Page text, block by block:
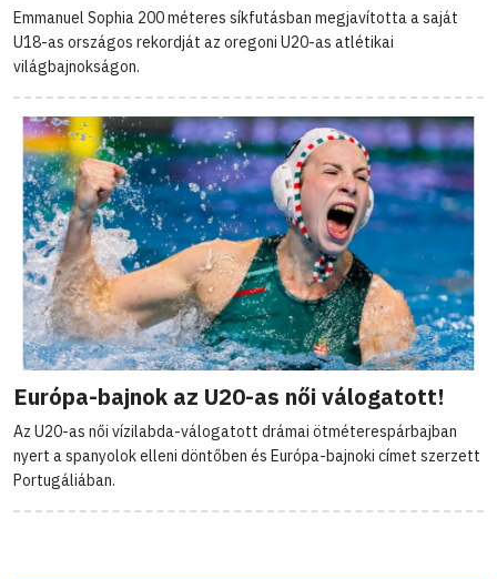
Emmanuel Sophia 200 méteres síkfutásban megjavította a saját
U18-as országos rekordját az oregoni U20-as atlétikai
világbajnokságon.
Európa-bajnok az U20-as női válogatott!
Az U20-as női vízilabda-válogatott drámai ötméterespárbajban
nyert a spanyolok elleni döntőben és Európa-bajnoki címet szerzett
Portugáliában.